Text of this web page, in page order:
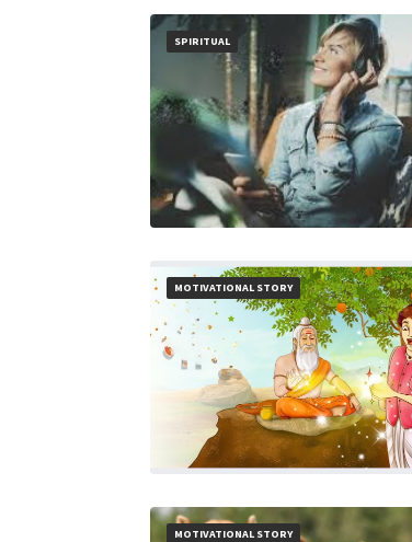
SPIRITUAL
MOTIVATIONAL STORY
MOTIVATIONAL STORY